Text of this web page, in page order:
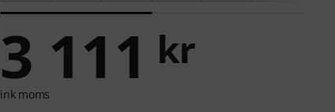
3 111 kr
ink moms